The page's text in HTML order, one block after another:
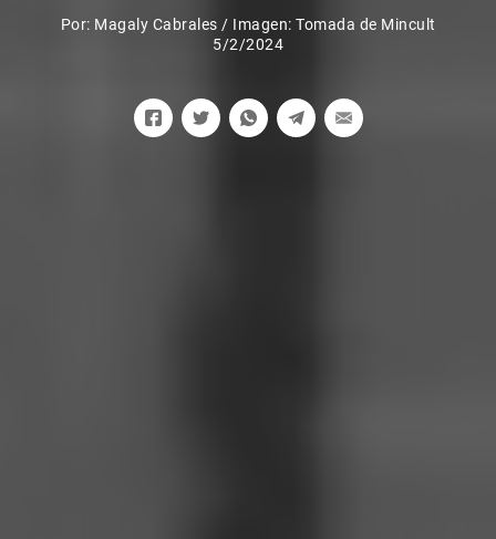
Por: Magaly Cabrales / Imagen: Tomada de Mincult
5/2/2024